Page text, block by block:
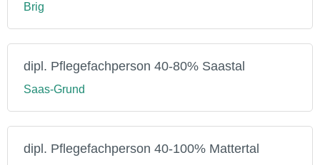
Brig
dipl. Pflegefachperson 40-80% Saastal
Saas-Grund
dipl. Pflegefachperson 40-100% Mattertal